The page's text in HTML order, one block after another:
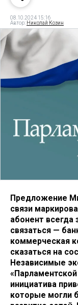
08.10.2024 15:16
Автор: Николай Козин
Предложение
связи
абонент всегда
связаться —
коммерческая
сказаться на
Независимые
инициатива
которые могли